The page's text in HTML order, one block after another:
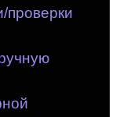
проверки